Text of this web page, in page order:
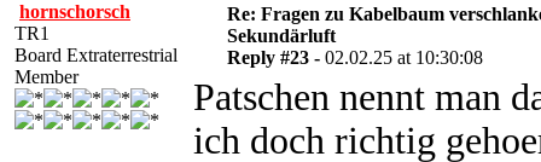
hornschorsch
TR1
Board Extraterrestrial
Member
Re: Fragen zu Kabelbaum
Sekundärluft
Reply #23 - 02.02.25 at 10:30:08
Patschen nennt man
ich doch richtig